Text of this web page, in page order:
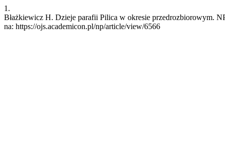
1.
Błażkiewicz H. Dzieje parafii Pilica w okresie przedrozbiorowym.
na: https://ojs.academicon.pl/np/article/view/6566